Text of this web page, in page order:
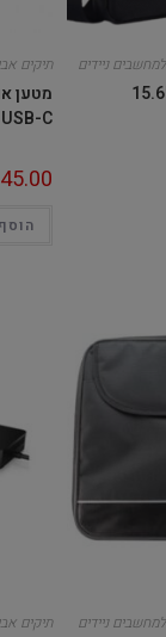
ניידים
תיק למחשב נייד בצבע שחור "15.6
תיקים
USB-C
ניידים תיקים